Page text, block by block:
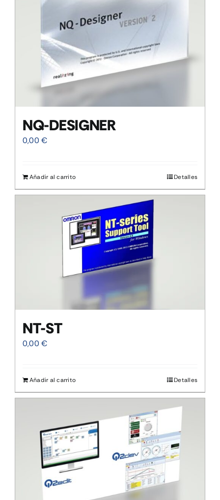
NQ-DESIGNER
0,00€
Añadir al carrito Detalles
NT-ST
0,00€
Añadir al carrito Detalles